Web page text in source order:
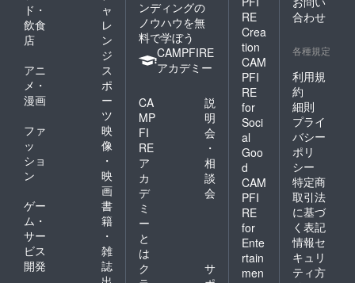
ご了承
くださ
せて発
送いた
す。 ※
ドフラ
ワー前
ボード
のお持
ち帰り
不可 ※7
文字以
上のお
名前・
特殊文
字・記
号は使
用でき
ませ
ん。使
用され
す。 ④
スタン
ワー(名
当日会
場にあ
るスタ
ンドフ
ラワー
前ボー
ドへ生
誕祭ご
支援者
様とし
て備考
欄に記
載され
たお名
前を掲
載させ
ド・
飲食
店
ャ
レ
ン
ジ
アニ
メ・
漫画
ス
ポ
ー
ツ
ファ
ッ
ショ
ン
映
像
・
映
画
ゲー
ム・
サー
ビス
開発
書
籍
・
雑
誌
ンディングの
ノウハウを無
料で学ぼう
CAMPFIRE
アカデミー
CA
MP
FI
RE
ア
カ
デ
ミ
ー
と
は
説
明
会
・
相
談
会
ク
サ
RE
Crea
tion
CAM
PFI
RE
for
Soci
al
Goo
d
CAM
PFI
RE
for
Ente
rtain
men
合わせ
各種規定
利用規
約
細則
プライ
バシー
ポリ
シー
特定商
取引法
に基づ
く表記
情報セ
キュリ
ティ方